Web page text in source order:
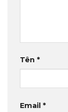
Tên *
Email *